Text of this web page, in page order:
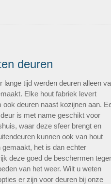
deuren
lange tijd werden deuren alleen
Elke hout fabriek levert
ook deuren naast kozijnen aan.
is met name geschikt voor
waar deze sfeer brengt en
kunnen ook van hout
gemaakt, het is dan echter
deze goed de beschermen
van het weer. Wilt u weten
er zijn voor deuren bij onze